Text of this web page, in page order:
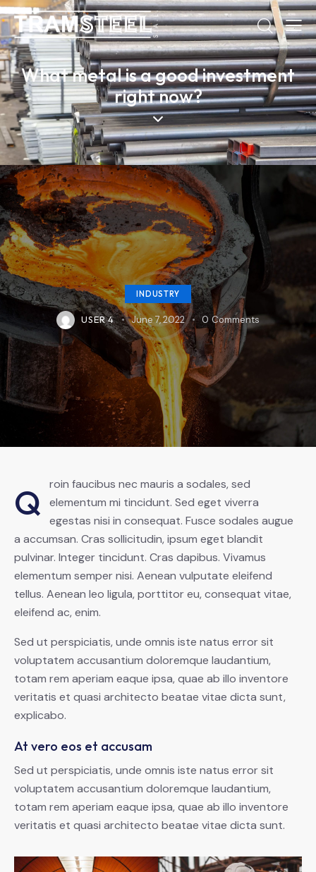
What metal is a good investment
right now?
INDUSTRY
USER 4 June 7, 2022 0 Comments
Q
roin faucibus nec mauris a sodales, sed
elementum mi tincidunt. Sed eget viverra
egestas nisi in consequat. Fusce sodales augue
a accumsan. Cras sollicitudin, ipsum eget blandit
pulvinar. Integer tincidunt. Cras dapibus. Vivamus
elementum semper nisi. Aenean vulputate eleifend
tellus. Aenean leo ligula, porttitor eu, consequat vitae,
eleifend ac, enim.
Sed ut perspiciatis, unde omnis iste natus error sit
voluptatem accusantium doloremque laudantium,
totam rem aperiam eaque ipsa, quae ab illo inventore
veritatis et quasi architecto beatae vitae dicta sunt,
explicabo.
At vero eos et accusam
Sed ut perspiciatis, unde omnis iste natus error sit
voluptatem accusantium doloremque laudantium,
totam rem aperiam eaque ipsa, quae ab illo inventore
veritatis et quasi architecto beatae vitae dicta sunt.